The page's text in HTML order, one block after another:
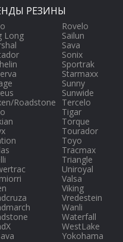
РЕЗИНЫ
Long
Roadstone
Rovelo
Sailun
Sava
Sonix
Sportrak
Starmaxx
Sunny
Sunwide
Tercelo
Tigar
Torque
Tourador
Toyo
Tracmax
Triangle
Uniroyal
Valsa
Viking
Vredestein
Wanli
Waterfall
WestLake
Yokohama